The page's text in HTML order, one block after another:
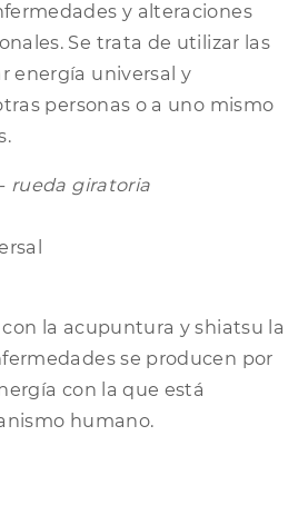
y alteraciones
Se trata de utilizar las
energía universal y
personas o a uno mismo
rueda giratoria
la acupuntura y shiatsu la
se producen por
con la que está
humano.